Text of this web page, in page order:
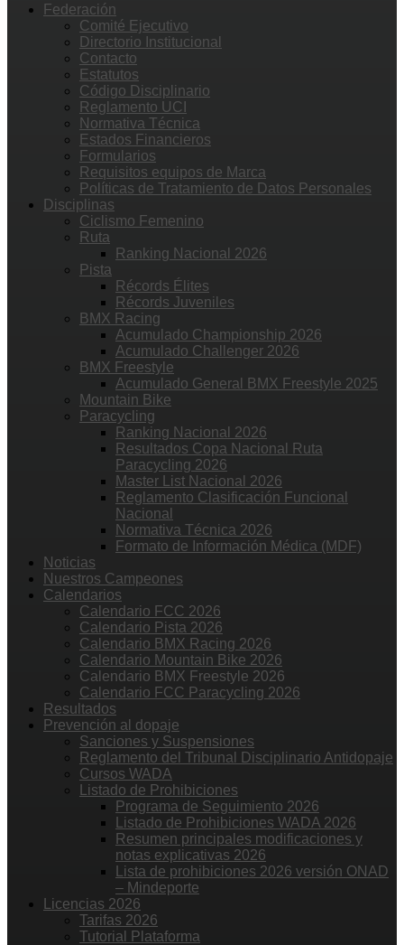
Federación
Comité Ejecutivo
Directorio Institucional
Contacto
Estatutos
Código Disciplinario
Reglamento UCI
Normativa Técnica
Estados Financieros
Formularios
Requisitos equipos de Marca
Políticas de Tratamiento de Datos Personales
Disciplinas
Ciclismo Femenino
Ruta
Ranking Nacional 2026
Pista
Récords Élites
Récords Juveniles
BMX Racing
Acumulado Championship 2026
Acumulado Challenger 2026
BMX Freestyle
Acumulado General BMX Freestyle 2025
Mountain Bike
Paracycling
Ranking Nacional 2026
Resultados Copa Nacional Ruta
Paracycling 2026
Master List Nacional 2026
Reglamento Clasificación Funcional
Nacional
Normativa Técnica 2026
Formato de Información Médica (MDF)
Noticias
Nuestros Campeones
Calendarios
Calendario FCC 2026
Calendario Pista 2026
Calendario BMX Racing 2026
Calendario Mountain Bike 2026
Calendario BMX Freestyle 2026
Calendario FCC Paracycling 2026
Resultados
Prevención al dopaje
Sanciones y Suspensiones
Reglamento del Tribunal Disciplinario Antidopaje
Cursos WADA
Listado de Prohibiciones
Programa de Seguimiento 2026
Listado de Prohibiciones WADA 2026
Resumen principales modificaciones y
notas explicativas 2026
Lista de prohibiciones 2026 versión ONAD
– Mindeporte
Licencias 2026
Tarifas 2026
Tutorial Plataforma